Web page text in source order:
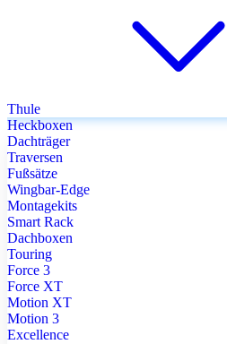
Thule
Heckboxen
Dachträger
Traversen
Fußsätze
Wingbar-Edge
Montagekits
Smart Rack
Dachboxen
Touring
Force 3
Force XT
Motion XT
Motion 3
Excellence